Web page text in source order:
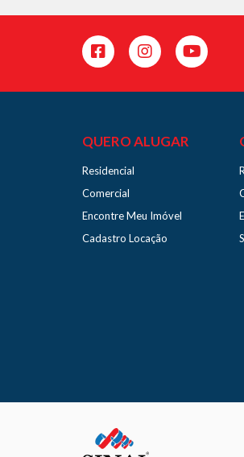
QUERO ALUGAR
Residencial
Comercial
Encontre Meu Imóvel
Cadastro Locação